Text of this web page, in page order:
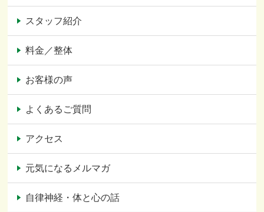
スタッフ紹介
料金／整体
お客様の声
よくあるご質問
アクセス
元気になるメルマガ
自律神経・体と心の話